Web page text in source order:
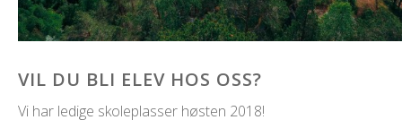
VIL DU BLI ELEV HOS OSS?
Vi har ledige skoleplasser høsten 2018!